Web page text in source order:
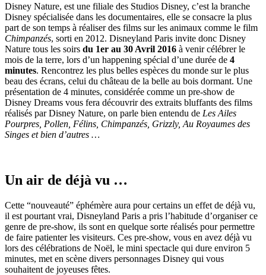
Disney Nature, est une filiale des Studios Disney, c’est la branche
Disney spécialisée dans les documentaires, elle se consacre la plus
part de son temps à réaliser des films sur les animaux comme le film
Chimpanzés, sorti en 2012. Disneyland Paris invite donc Disney
Nature tous les soirs du 1er au 30 Avril 2016 à venir célébrer le
mois de la terre, lors d’un happening spécial d’une durée de 4
minutes. Rencontrez les plus belles espèces du monde sur le plus
beau des écrans, celui du château de la belle au bois dormant. Une
présentation de 4 minutes, considérée comme un pre-show de
Disney Dreams vous fera découvrir des extraits bluffants des films
réalisés par Disney Nature, on parle bien entendu de Les Ailes
Pourpres, Pollen, Félins, Chimpanzés, Grizzly, Au Royaumes des
Singes et bien d’autres …
Un air de déjà vu …
Cette “nouveauté” éphémère aura pour certains un effet de déjà vu,
il est pourtant vrai, Disneyland Paris a pris l’habitude d’organiser ce
genre de pre-show, ils sont en quelque sorte réalisés pour permettre
de faire patienter les visiteurs. Ces pre-show, vous en avez déjà vu
lors des célébrations de Noël, le mini spectacle qui dure environ 5
minutes, met en scène divers personnages Disney qui vous
souhaitent de joyeuses fêtes.